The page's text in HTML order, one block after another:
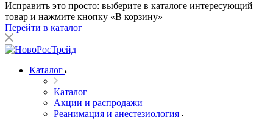
Исправить это просто: выберите в каталоге интересующий
товар и нажмите кнопку «В корзину»
Перейти в каталог
Каталог
Каталог
Акции и распродажи
Реанимация и анестезиология